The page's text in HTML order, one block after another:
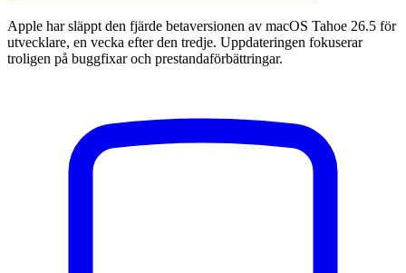
Apple har släppt den fjärde betaversionen av macOS Tahoe 26.5 för
utvecklare, en vecka efter den tredje. Uppdateringen fokuserar
troligen på buggfixar och prestandaförbättringar.